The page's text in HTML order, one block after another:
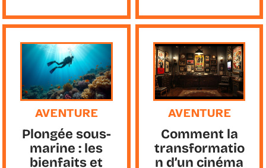
AVENTURE
Plongée sous-
marine : les
bienfaits et
AVENTURE
Comment la
transformatio
n d’un cinéma